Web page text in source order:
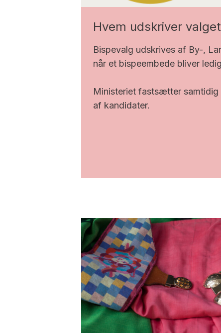
Hvem udskriver
Bispevalg udskrives af By-,
når et bispeembede bliver
Ministeriet fastsætter samtidig
af kandidater.